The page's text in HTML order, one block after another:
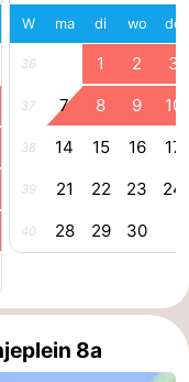
W ma di wo do
36 1 2 3
37 7 8 9 10
38 14 15 16 17
39 21 22 23 24
40 28 29 30
8a